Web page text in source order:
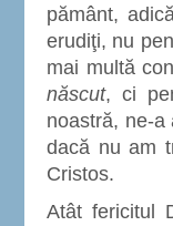
pământ,
erudiţi, nu
mai multă
născut, ci
noastră, ne-a
dacă nu am
Cristos.
Atât fericitul